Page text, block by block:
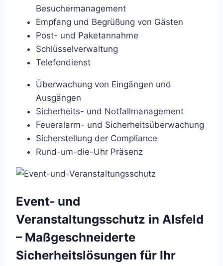
Besuchermanagement
Empfang und Begrüßung von Gästen
Post- und Paketannahme
Schlüsselverwaltung
Telefondienst
Überwachung von Eingängen und
Ausgängen
Sicherheits- und Notfallmanagement
Feueralarm- und Sicherheitsüberwachung
Sicherstellung der Compliance
Rund-um-die-Uhr Präsenz
Event- und
Veranstaltungsschutz in Alsfeld
– Maßgeschneiderte
Sicherheitslösungen für Ihr